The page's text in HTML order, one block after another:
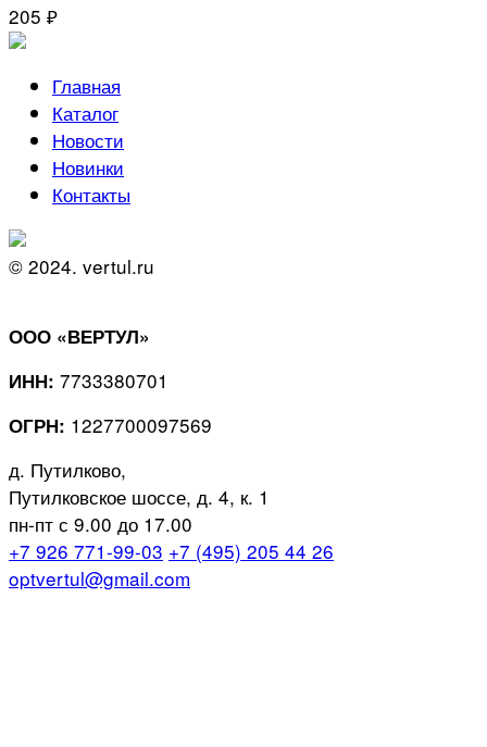
205 ₽
Главная
Каталог
Новости
Новинки
Контакты
© 2024. vertul.ru
ООО «ВЕРТУЛ»
ИНН: 7733380701
ОГРН: 1227700097569
д. Путилково,
Путилковское шоссе, д. 4, к. 1
пн-пт с 9.00 до 17.00
+7 926 771-99-03 +7 (495) 205 44 26
optvertul@gmail.com